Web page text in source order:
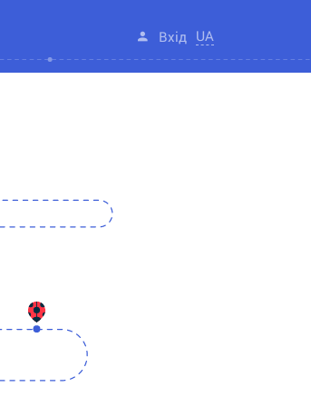
Вхід UA